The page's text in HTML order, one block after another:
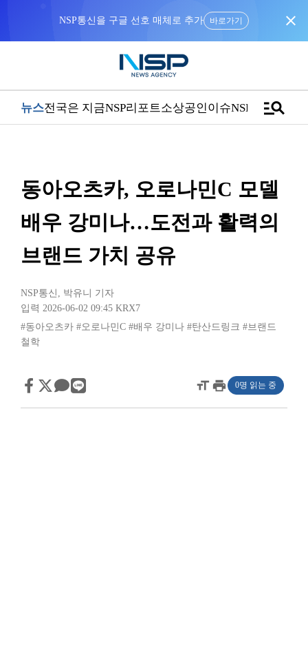
NSP통신을 구글 선호 매체로 추가 바로가기 close
뉴스전국은 지금NSP리포트소상공인이슈NSPTVmanage_search
동아오츠카, 오로나민C 모델
배우 강미나…도전과 활력의
브랜드 가치 공유
NSP통신 , 박유니 기자
입력 2026-06-02 09:45 KRX7
#동아오츠카 #오로나민C #배우 강미나 #탄산드링크 #브랜드
철학
format_sizeprint 0명 읽는 중